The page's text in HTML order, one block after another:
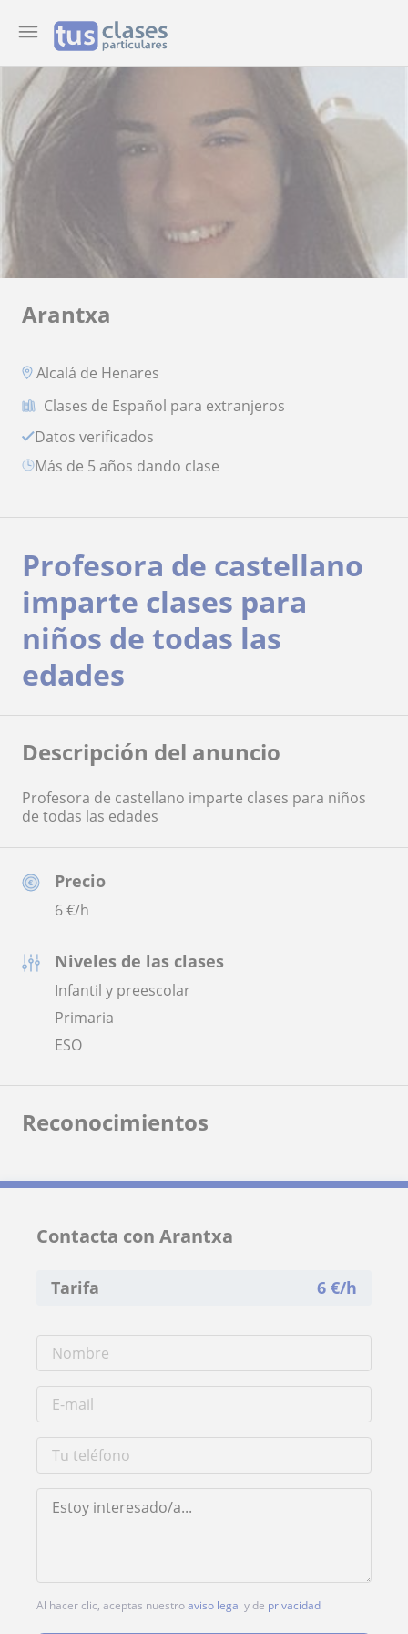
Arantxa
Alcalá de Henares
Clases de Español para extranjeros
Datos verificados
más de 5 años dando clase
Precio
6€/h
Niveles de las clases
Infantil y preescolar
Primaria
ESO
Profesora de castellano
imparte clases para
niños de todas las
edades
Descripción del anuncio
Profesora de castellano imparte clases para niños
de todas las edades
Reconocimientos
Contacta con Arantxa
Tarifa 6 €/h
Al hacer clic, aceptas nuestroaviso legal y de privacidad